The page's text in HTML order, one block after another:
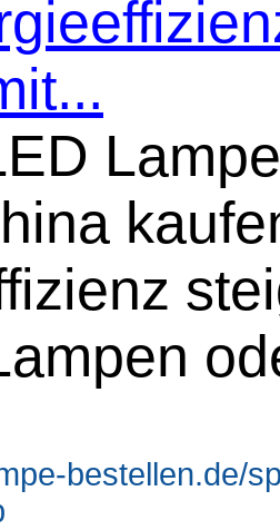
bestellen.de/